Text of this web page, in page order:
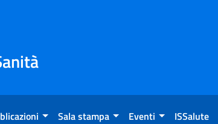
Sala stampa Eventi ISSalute